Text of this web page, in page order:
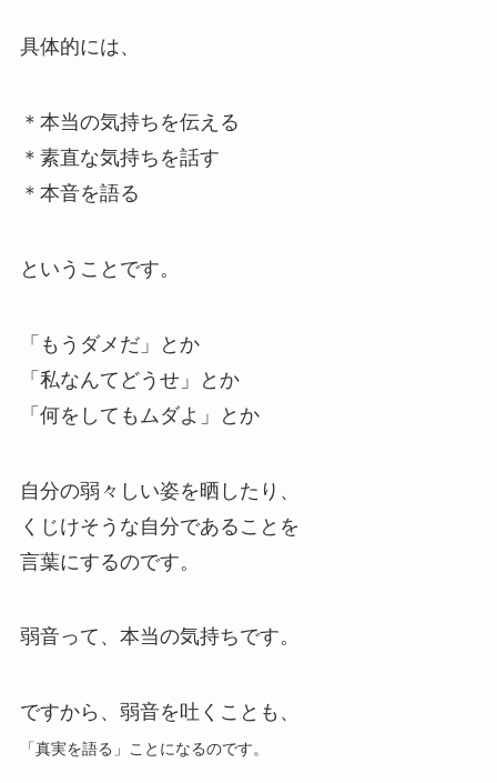
具体的には、
＊本当の気持ちを伝える
＊素直な気持ちを話す
＊本音を語る
ということです。
「もうダメだ」とか
「私なんてどうせ」とか
「何をしてもムダよ」とか
自分の弱々しい姿を晒したり、
くじけそうな自分であることを
言葉にするのです。
弱音って、本当の気持ちです。
ですから、弱音を吐くことも、
「真実を語る」ことになるのです。